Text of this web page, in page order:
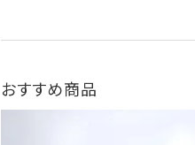
おすすめ商品